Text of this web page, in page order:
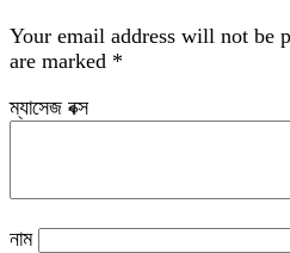
Your email address will not be
are marked *
ম্যাসেজ বক্স
নাম